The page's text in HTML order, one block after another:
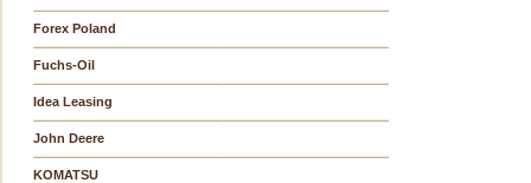
Forex Poland
Fuchs-Oil
Idea Leasing
John Deere
KOMATSU